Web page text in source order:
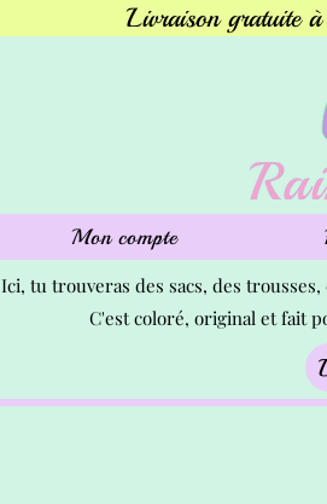
Livraison gratuite
Mon compte
Ici, tu trouveras des sacs, des
C'est coloré, original et fait